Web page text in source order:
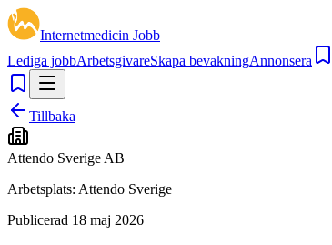
Internetmedicin Jobb
Lediga jobbArbetsgivareSkapa bevakningAnnonsera
Tillbaka
Attendo Sverige AB
Arbetsplats: Attendo Sverige
Publicerad 18 maj 2026